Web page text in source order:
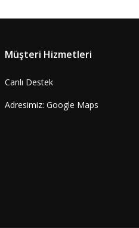
Müşteri Hizmetleri
Canlı Destek
Adresimiz: Google Maps